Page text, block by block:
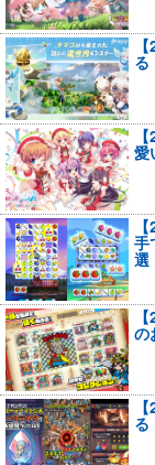
る
愛
手
選
の
る